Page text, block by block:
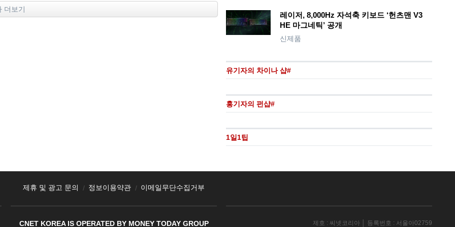
더보기
레이저, 8,000Hz 자석축 키보드 ‘헌츠맨 V3
HE 마그네틱’ 공개
신제품
유기자의 차이나 샵#
홍기자의 펀샵#
1일1팁
제휴 및 광고 문의 정보이용약관 이메일무단수집거부
CNET KOREA IS OPERATED BY MONEY TODAY GROUP 제호 : 씨넷코리아 │ 등록번호 : 서울아02759